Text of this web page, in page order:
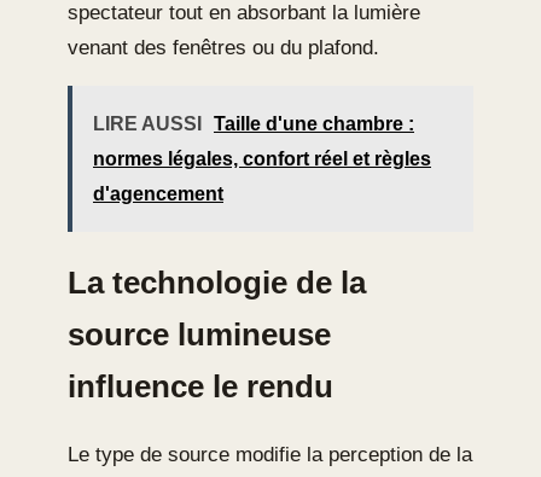
spectateur tout en absorbant la lumière
venant des fenêtres ou du plafond.
LIRE AUSSI
Taille d'une chambre :
normes légales, confort réel et règles
d'agencement
La technologie de la
source lumineuse
influence le rendu
Le type de source modifie la perception de la